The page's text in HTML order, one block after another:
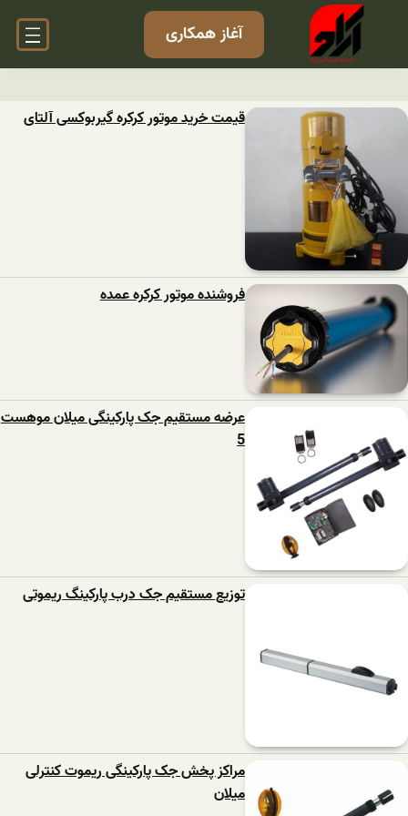
آغاز همکاری
قیمت خرید موتور کرکره گیربوکسی آلتای
فروشنده موتور کرکره عمده
عرضه مستقیم جک پارکینگی میلان موهست
5
توزیع مستقیم جک درب پارکینگ ریموتی
مراکز پخش جک پارکینگی ریموت کنترلی
میلان